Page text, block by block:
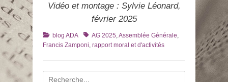
Vidéo et montage : Sylvie Léonard,
février 2025
Catégories
blog ADA TagsAG 2025 Assemblée Générale
Francis Zamponi rapport moral et d'activités
Recherche